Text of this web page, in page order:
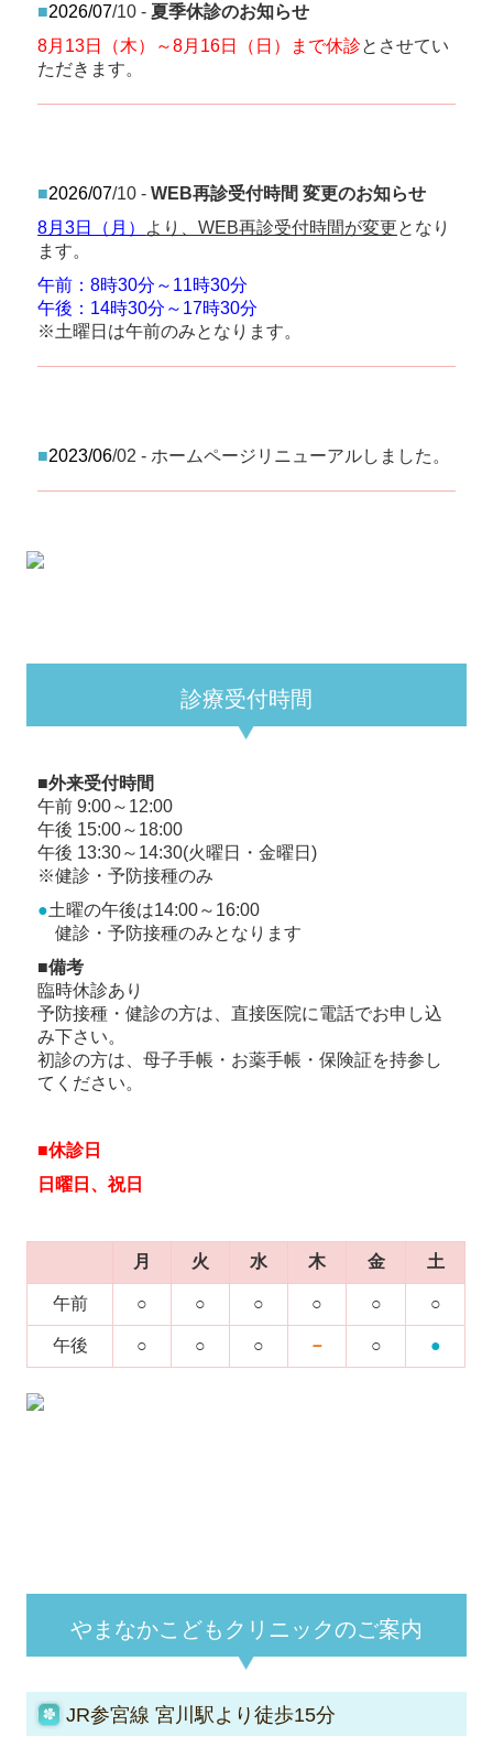
■2026/07/10 -夏季休診のお知らせ
8月13日（木）～8月16日（日）まで休診とさせてい
ただきます。
■2026/07/10 -WEB再診受付時間 変更のお知らせ
8月3日（月）
より、WEB再診受付時間が変更となり
ます。
午前：8時30分～11時30分
午後：14時30分～17時30分
※土曜日は午前のみとなります。
■2023/06/02 - ホームページリニューアルしました。
診療受付時間
■外来受付時間
午前 9:00～12:00
午後 15:00～18:00
午後 13:30～14:30(火曜日・金曜日)
※健診・予防接種のみ
●土曜の午後は14:00～16:00
健診・予防接種のみとなります
■備考
臨時休診あり
予防接種・健診の方は、直接医院に電話でお申し込
み下さい。
初診の方は、母子手帳・お薬手帳・保険証を持参し
てください。
■休診日
日曜日、祝日
月 火 水 木 金 土
午前 ○ ○ ○ ○ ○ ○
午後 ○ ○ ○ － ○ ●
やまなかこどもクリニックのご案内
JR参宮線 宮川駅より徒歩15分